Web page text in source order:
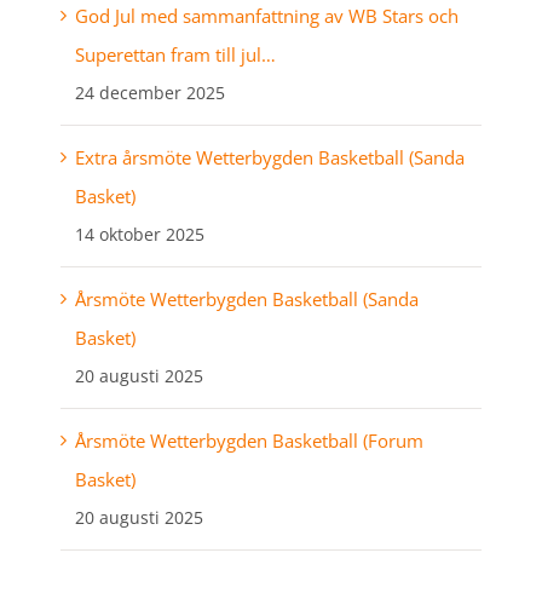
God Jul med sammanfattning av WB Stars och
Superettan fram till jul…
24 december 2025
Extra årsmöte Wetterbygden Basketball (Sanda
Basket)
14 oktober 2025
Årsmöte Wetterbygden Basketball (Sanda
Basket)
20 augusti 2025
Årsmöte Wetterbygden Basketball (Forum
Basket)
20 augusti 2025